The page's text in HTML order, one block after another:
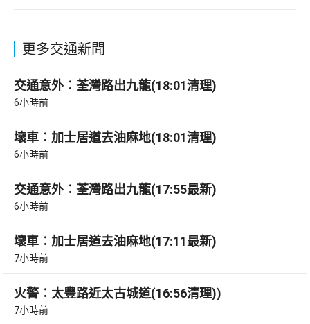
更多交通新聞
交通意外︰荃灣路出九龍(18:01清理)
6小時前
壞車︰加士居道去油麻地(18:01清理)
6小時前
交通意外︰荃灣路出九龍(17:55最新)
6小時前
壞車︰加士居道去油麻地(17:11最新)
7小時前
火警︰太豐路近太古城道(16:56清理))
7小時前